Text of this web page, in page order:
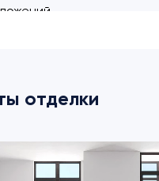
отделки